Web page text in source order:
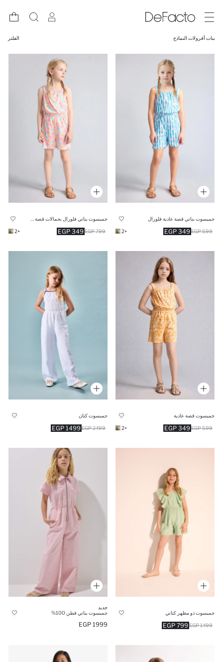
بنات أفرولات النماذج الفلتر
جمبسوت بناتي قصة عادية فلورال
349 EGP 599 EGP
+2
349 EGP 799 EGP
+2
جمبسوت قصة عادية
349 EGP 599 EGP
+2
جمبسوت كتان
1499 EGP 2499 EGP
جمبسوت ذو مظهر كتاني
799 EGP 1499 EGP
جديد
جمبسوت بناتي قطن 100%
1999 EGP